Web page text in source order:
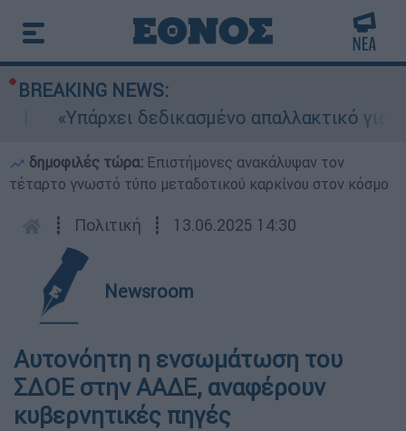
BREAKING NEWS:
«Υπάρχει δεδικασμένο απαλλακτικό για
δημοφιλές τώρα: Επιστήμονες ανακάλυψαν τον
τέταρτο γνωστό τύπο μεταδοτικού καρκίνου στον κόσμο
┋ Πολιτική ┋ 13.06.2025 14:30
Newsroom
Αυτονόητη η ενσωμάτωση του
ΣΔΟΕ στην ΑΑΔΕ, αναφέρουν
κυβερνητικές πηγές